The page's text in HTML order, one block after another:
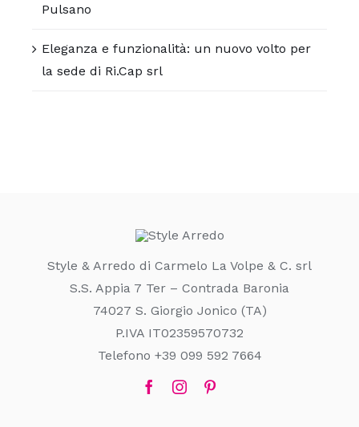
Pulsano
Eleganza e funzionalità: un nuovo volto per
la sede di Ri.Cap srl
Style & Arredo di Carmelo La Volpe & C. srl
S.S. Appia 7 Ter – Contrada Baronia
74027 S. Giorgio Jonico (TA)
P.IVA IT02359570732
Telefono +39 099 592 7664